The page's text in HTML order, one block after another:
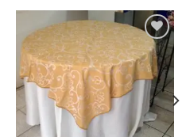
Add to
wishlist